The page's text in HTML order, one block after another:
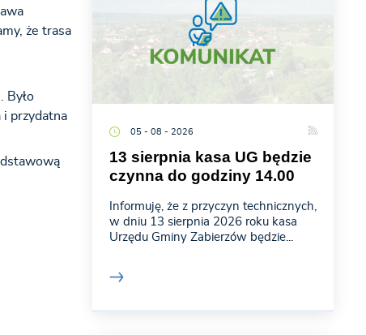
że trasa
Było
i przydatna
05 - 08 - 2026
13 sierpnia kasa UG będzie
czynna do godziny 14.00
Informuję, że z przyczyn technicznych,
w dniu 13 sierpnia 2026 roku kasa
Urzędu Gminy Zabierzów będzie...